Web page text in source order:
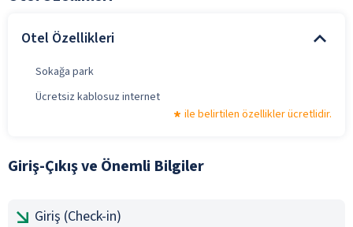
Otel Özellikleri
Sokağa park
Ücretsiz kablosuz internet
ile belirtilen özellikler ücretlidir.
Giriş-Çıkış ve Önemli Bilgiler
Giriş (Check-in)